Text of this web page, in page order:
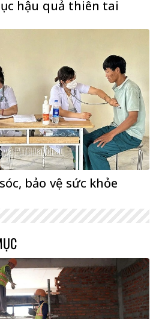
hậu quả thiên tai
bảo vệ sức khỏe